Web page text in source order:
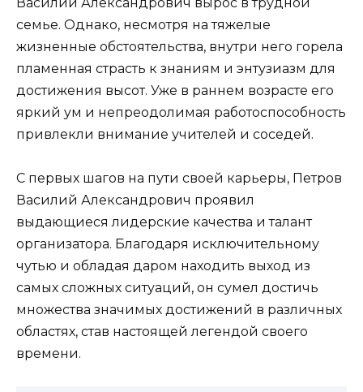
семье. Однако, несмотря на тяжелые
жизненные обстоятельства, внутри него горела
пламенная страсть к знаниям и энтузиазм для
достижения высот. Уже в раннем возрасте его
яркий ум и непреодолимая работоспособность
привлекли внимание учителей и соседей.
С первых шагов на пути своей карьеры, Петров
Василий Александрович проявил
выдающиеся лидерские качества и талант
организатора. Благодаря исключительному
чутью и обладая даром находить выход из
самых сложных ситуаций, он сумел достичь
множества значимых достижений в различных
областях, став настоящей легендой своего
времени.